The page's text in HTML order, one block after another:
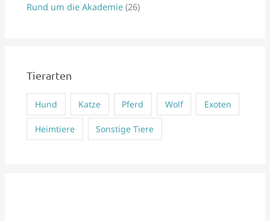
c
Rund um die Akademie (26)
Tierarten
Hund Katze Pferd Wolf Exoten
Heimtiere Sonstige Tiere